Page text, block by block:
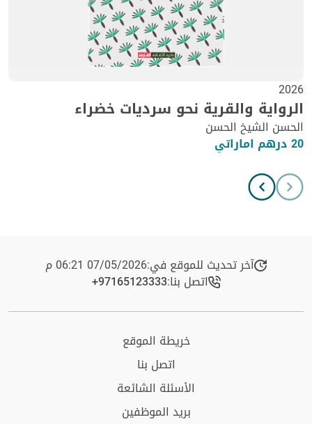
2026
الرواية والقرية نحو سرديات خضراء
الحسن الشيخ الحسن
20 درهم اماراتي
آخر تحديث للموقع في:07/05/2026 06:21 م
اتصل بنا:+97165123333​
خريطة الموقع
اتصل بنا
الأسئلة الشائعة
بريد الموظفين